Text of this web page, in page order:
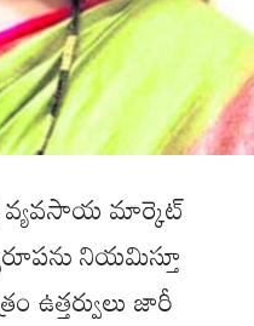
వ్యవసాయ మార్కెట్
నియమిస్తూ
ఉత్తర్వులు జారీ